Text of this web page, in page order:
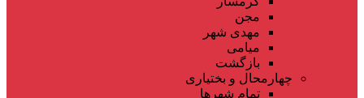
مجن
مهدی شهر
میامی
بازگشت
چهارمحال و بختیاری
تمام شهر‌ها